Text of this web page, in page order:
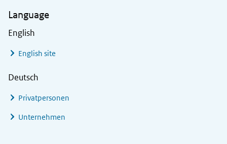
Language
English
English site
Deutsch
Privatpersonen
Unternehmen